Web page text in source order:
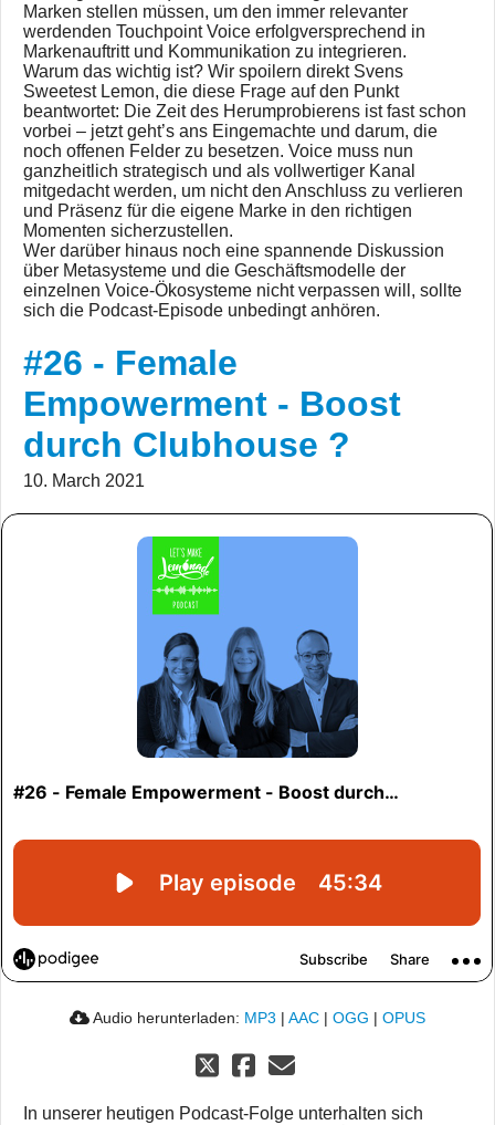
Marken stellen müssen, um den immer relevanter
werdenden Touchpoint Voice erfolgversprechend in
Markenauftritt und Kommunikation zu integrieren.
Warum das wichtig ist? Wir spoilern direkt Svens
Sweetest Lemon, die diese Frage auf den Punkt
beantwortet: Die Zeit des Herumprobierens ist fast schon
vorbei – jetzt geht’s ans Eingemachte und darum, die
noch offenen Felder zu besetzen. Voice muss nun
ganzheitlich strategisch und als vollwertiger Kanal
mitgedacht werden, um nicht den Anschluss zu verlieren
und Präsenz für die eigene Marke in den richtigen
Momenten sicherzustellen.
Wer darüber hinaus noch eine spannende Diskussion
über Metasysteme und die Geschäftsmodelle der
einzelnen Voice-Ökosysteme nicht verpassen will, sollte
sich die Podcast-Episode unbedingt anhören.
#26 - Female
Empowerment - Boost
durch Clubhouse ?
10. March 2021
Audio herunterladen: MP3 | AAC | OGG | OPUS
In unserer heutigen Podcast-Folge unterhalten sich